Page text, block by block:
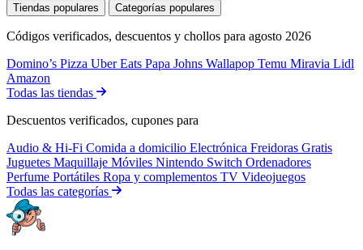
Tiendas populares Categorías populares
Códigos verificados, descuentos y chollos para agosto 2026
Domino’s Pizza Uber Eats Papa Johns Wallapop Temu Miravia Lidl
Amazon
Todas las tiendas
Descuentos verificados, cupones para
Audio & Hi-Fi Comida a domicilio Electrónica Freidoras Gratis
Juguetes Maquillaje Móviles Nintendo Switch Ordenadores
Perfume Portátiles Ropa y complementos TV Videojuegos
Todas las categorías